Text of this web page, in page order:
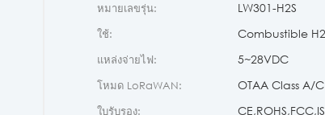
หมายเลขรุ่น: LW301-H2S
ใช้: Combustible
แหล่งจ่ายไฟ: 5~28VDC
โหมด LoRaWAN: OTAA Class A/
ใบรับรอง: